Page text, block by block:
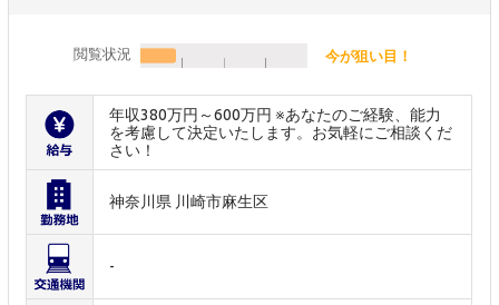
閲覧状況 今が狙い目！
年収380万円～600万円 ※あなたのご経験、能力
を考慮して決定いたします。お気軽にご相談くだ
さい！
神奈川県 川崎市麻生区
-